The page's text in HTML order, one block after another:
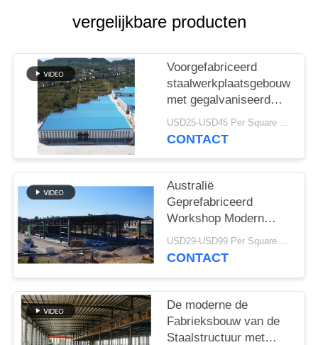
PRIVACY
POLICY
vergelijkbare producten
Voorgefabriceerd
staalwerkplaatsgebouw
met gegalvaniseerd
portaalframe
USD25-USD45 Per Square Meter MOQ:200 vierkante meter
CONTACT
Australië
Geprefabriceerd
Workshop Modern
Type van
Staalstructuren
USD29-USD99 Per Square Meter MOQ:500 vierkante meter
CONTACT
De moderne de
Fabrieksbouw van de
Staalstructuur met